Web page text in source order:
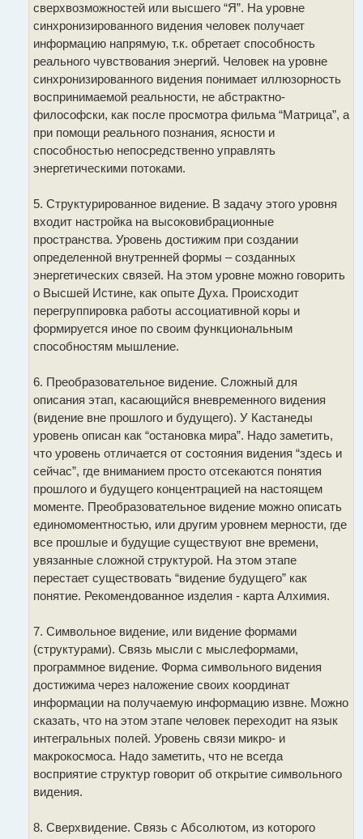
сверхвозможностей или высшего “Я”. На уровне
синхронизированного видения человек получает
информацию напрямую, т.к. обретает способность
реального чувствования энергий. Человек на уровне
синхронизированного видения понимает иллюзорность
воспринимаемой реальности, не абстрактно-
философски, как после просмотра фильма “Матрица”, а
при помощи реального познания, ясности и
способностью непосредственно управлять
энергетическими потоками.
5. Структурированное видение. В задачу этого уровня
входит настройка на высоковибрационные
пространства. Уровень достижим при создании
определенной внутренней формы – созданных
энергетических связей. На этом уровне можно говорить
о Высшей Истине, как опыте Духа. Происходит
перегруппировка работы ассоциативной коры и
формируется иное по своим функциональным
способностям мышление.
6. Преобразовательное видение. Сложный для
описания этап, касающийся вневременного видения
(видение вне прошлого и будущего). У Кастанеды
уровень описан как “остановка мира”. Надо заметить,
что уровень отличается от состояния видения “здесь и
сейчас”, где вниманием просто отсекаются понятия
прошлого и будущего концентрацией на настоящем
моменте. Преобразовательное видение можно описать
единомоментностью, или другим уровнем мерности, где
все прошлые и будущие существуют вне времени,
увязанные сложной структурой. На этом этапе
перестает существовать “видение будущего” как
понятие. Рекомендованное изделия - карта Алхимия.
7. Символьное видение, или видение формами
(структурами). Связь мысли с мыслеформами,
программное видение. Форма символьного видения
достижима через наложение своих координат
информации на получаемую информацию извне. Можно
сказать, что на этом этапе человек переходит на язык
интегральных полей. Уровень связи микро- и
макрокосмоса. Надо заметить, что не всегда
восприятие структур говорит об открытие символьного
видения.
8. Сверхвидение. Связь с Абсолютом, из которого